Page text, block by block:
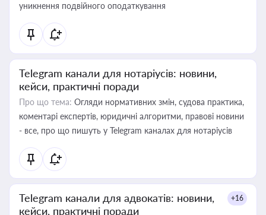
уникнення подвійного оподаткування
Telegram канали для нотаріусів: новини,
кейси, практичні поради
Про що тема: Огляди нормативних змін, судова практика,
коментарі експертів, юридичні алгоритми, правові новини
- все, про що пишуть у Telegram каналах для нотаріусів
Telegram канали для адвокатів: новини,
кейси, практичні поради
+16